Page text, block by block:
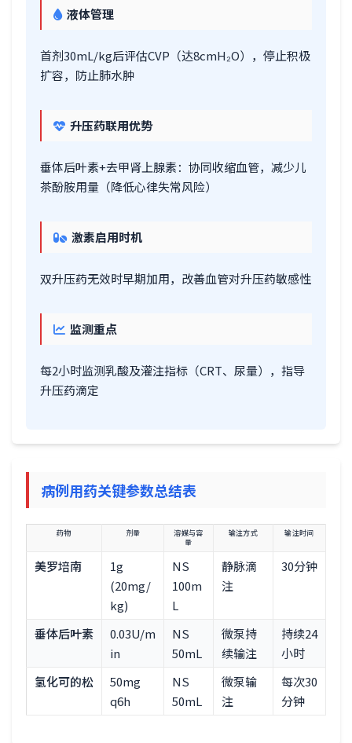
液体管理
首剂30mL/kg后评估CVP（达8cmH₂O），停止积极
扩容，防止肺水肿
升压药联用优势
垂体后叶素+去甲肾上腺素：协同收缩血管，减少儿
茶酚胺用量（降低心律失常风险）
激素启用时机
双升压药无效时早期加用，改善血管对升压药敏感性
监测重点
每2小时监测乳酸及灌注指标（CRT、尿量），指导
升压药滴定
病例用药关键参数总结表
药物 剂量
溶媒与容
量
输注方式 输注时间
美罗培南
1g
(20mg/
kg)
NS
100m
L
静脉滴
注
30分钟
垂体后叶素
0.03U/m
in
NS
50mL
微泵持
续输注
持续24
小时
氢化可的松
50mg
q6h
NS
50mL
微泵输
注
每次30
分钟